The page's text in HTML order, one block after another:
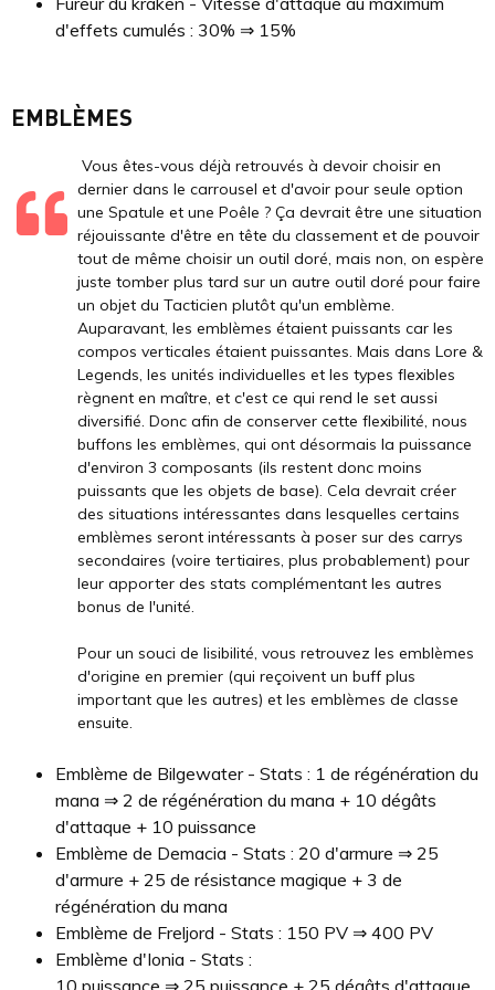
d'effets cumulés : 30% ⇒ 15%
EMBLÈMES
Vous êtes-vous déjà retrouvés à devoir choisir en
dernier dans le carrousel et d'avoir pour seule option
une Spatule et une Poêle ? Ça devrait être une situation
réjouissante d'être en tête du classement et de pouvoir
tout de même choisir un outil doré, mais non, on espère
juste tomber plus tard sur un autre outil doré pour faire
un objet du Tacticien plutôt qu'un emblème.
Auparavant, les emblèmes étaient puissants car les
compos verticales étaient puissantes. Mais dans Lore &
Legends, les unités individuelles et les types flexibles
règnent en maître, et c'est ce qui rend le set aussi
diversifié. Donc afin de conserver cette flexibilité, nous
buffons les emblèmes, qui ont désormais la puissance
d'environ 3 composants (ils restent donc moins
puissants que les objets de base). Cela devrait créer
des situations intéressantes dans lesquelles certains
emblèmes seront intéressants à poser sur des carrys
secondaires (voire tertiaires, plus probablement) pour
leur apporter des stats complémentant les autres
bonus de l'unité.
Pour un souci de lisibilité, vous retrouvez les emblèmes
d'origine en premier (qui reçoivent un buff plus
important que les autres) et les emblèmes de classe
ensuite.
Emblème de Bilgewater - Stats : 1 de régénération du
mana ⇒ 2 de régénération du mana + 10 dégâts
d'attaque + 10 puissance
Emblème de Demacia - Stats : 20 d'armure ⇒ 25
d'armure + 25 de résistance magique + 3 de
régénération du mana
Emblème de Freljord - Stats : 150 PV ⇒ 400 PV
Emblème d'Ionia - Stats :
10 puissance ⇒ 25 puissance + 25 dégâts d'attaque